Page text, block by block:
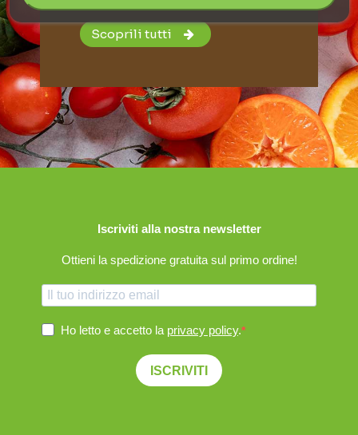
Scoprili tutti
Iscriviti alla nostra newsletter
Ottieni la spedizione gratuita sul primo ordine!
Ho letto e accetto la privacy policy.
ISCRIVITI